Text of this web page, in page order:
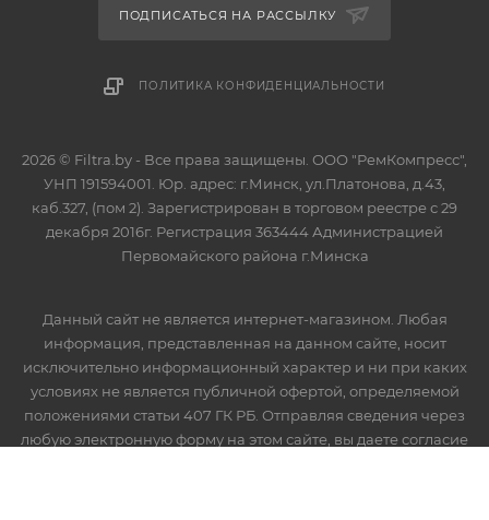
ПОДПИСАТЬСЯ НА РАССЫЛКУ
ПОЛИТИКА КОНФИДЕНЦИАЛЬНОСТИ
2026 © Filtra.by - Все права защищены. ООО "РемКомпресс",
УНП 191594001. Юр. адрес: г.Минск, ул.Платонова, д.43,
каб.327, (пом 2). Зарегистрирован в торговом реестре с 29
декабря 2016г. Регистрация 363444 Администрацией
Первомайского района г.Минска
Данный сайт не является интернет-магазином. Любая
информация, представленная на данном сайте, носит
исключительно информационный характер и ни при каких
условиях не является публичной офертой, определяемой
положениями статьи 407 ГК РБ. Отправляя сведения через
любую электронную форму на этом сайте, вы даете согласие